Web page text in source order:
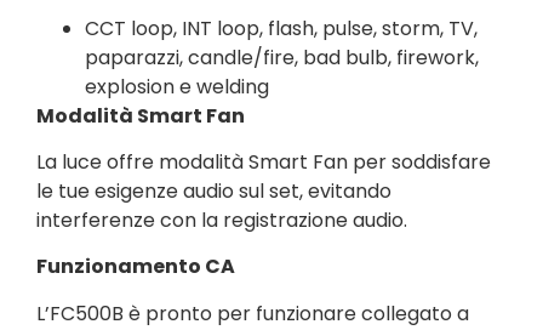
CCT loop, INT loop, flash, pulse, storm, TV,
paparazzi, candle/fire, bad bulb, firework,
explosion e welding
Modalità Smart Fan
La luce offre modalità Smart Fan per soddisfare
le tue esigenze audio sul set, evitando
interferenze con la registrazione audio.
Funzionamento CA
L’FC500B è pronto per funzionare collegato a